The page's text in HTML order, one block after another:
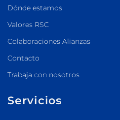
Dónde estamos
Valores RSC
Colaboraciones Alianzas
Contacto
Trabaja con nosotros
Servicios